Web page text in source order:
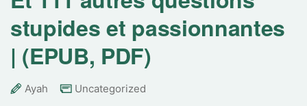
stupides et passionnantes
| (EPUB, PDF)
Ayah Uncategorized